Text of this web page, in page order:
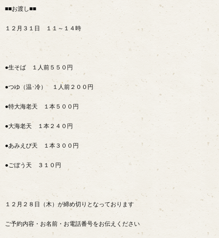
■■お渡し■■
１２月３１日 １１～１４時
●生そば １人前５５０円
●つゆ（温･冷） １人前２００円
●特大海老天 １本５００円
●大海老天 １本２４０円
●あみえび天 １本３００円
●ごぼう天 ３１０円
１２月２８日（木）が締め切りとなっております
ご予約内容・お名前・お電話番号をお伝えください